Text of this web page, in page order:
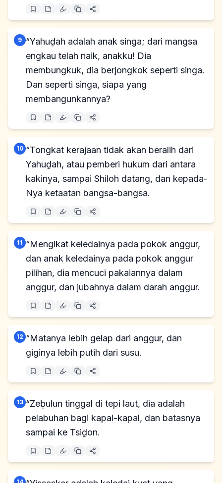
9 “Yahuḏah adalah anak singa; dari mangsa
engkau telah naik, anakku! Dia
membungkuk, dia berjongkok seperti singa.
Dan seperti singa, siapa yang
membangunkannya?
10 “Tongkat kerajaan tidak akan beralih dari
Yahuḏah, atau pemberi hukum dari antara
kakinya, sampai Shiloh datang, dan kepada-
Nya ketaatan bangsa-bangsa.
11 “Mengikat keledainya pada pokok anggur,
dan anak keledainya pada pokok anggur
pilihan, dia mencuci pakaiannya dalam
anggur, dan jubahnya dalam darah anggur.
12 “Matanya lebih gelap dari anggur, dan
giginya lebih putih dari susu.
13 “Zeḇulun tinggal di tepi laut, dia adalah
pelabuhan bagi kapal-kapal, dan batasnya
sampai ke Tsiḏon.